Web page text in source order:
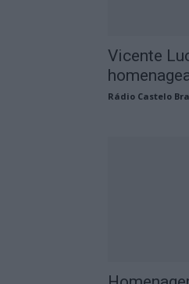
Vicente
Rádio Castelo